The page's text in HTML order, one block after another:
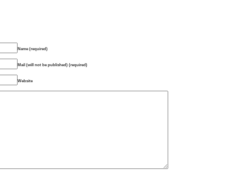
Name (required)
Mail (will not be published) (required)
Website